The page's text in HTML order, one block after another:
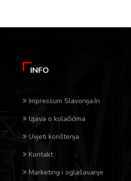
INFO
Impressum Slavonija.In
Izjava o kolačićima
Uvjeti korištenja
Kontakt
Marketing i oglašavanje